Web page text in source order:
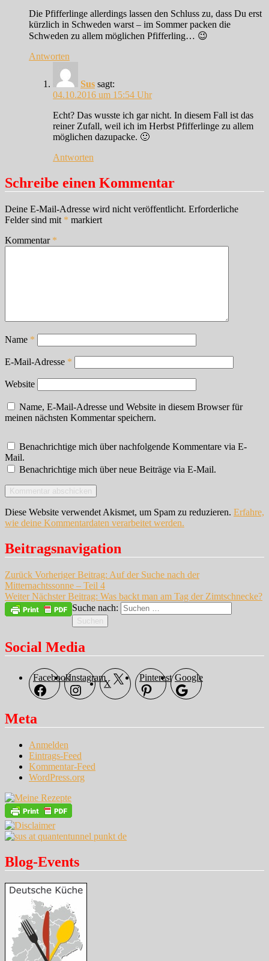
Die Pfifferlinge allerdings lassen den Schluss zu, dass Du erst
kürzlich in Schweden warst – im Sommer packen die
Schweden zu allem möglichen Pfifferling… 😉
Antworten
Sus sagt:
04.10.2016 um 15:54 Uhr
Echt? Das wusste ich gar nicht. In diesem Fall ist das
reiner Zufall, weil ich im Herbst Pfifferlinge zu allem
möglichen dazupacke. 🙂
Antworten
Schreibe einen Kommentar
Deine E-Mail-Adresse wird nicht veröffentlicht. Erforderliche
Felder sind mit * markiert
Kommentar *
Name *
E-Mail-Adresse *
Website
Name, E-Mail-Adresse und Website in diesem Browser für
meinen nächsten Kommentar speichern.
Benachrichtige mich über nachfolgende Kommentare via E-
Mail.
Benachrichtige mich über neue Beiträge via E-Mail.
Diese Website verwendet Akismet, um Spam zu reduzieren. Erfahre,
wie deine Kommentardaten verarbeitet werden.
Beitragsnavigation
Zurück Vorheriger Beitrag: Auf der Suche nach der
Mitternachtssonne – Teil 4
Weiter Nächster Beitrag: Was backt man am Tag der Zimtschnecke?
Suche nach:
Suchen
Social Media
FacebookInstagram
X
Pinterest Google
Meta
Anmelden
Eintrags-Feed
Kommentar-Feed
WordPress.org
Blog-Events